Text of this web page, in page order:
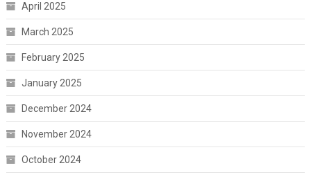
April 2025
March 2025
February 2025
January 2025
December 2024
November 2024
October 2024